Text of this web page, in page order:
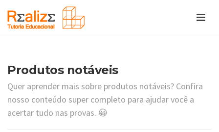
Produtos notáveis
Quer aprender mais sobre produtos notáveis? Confira
nosso conteúdo super completo para ajudar você a
acertar tudo nas provas. 😀